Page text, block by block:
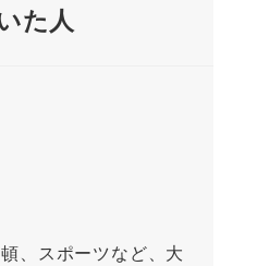
た人
、スポーツなど、大